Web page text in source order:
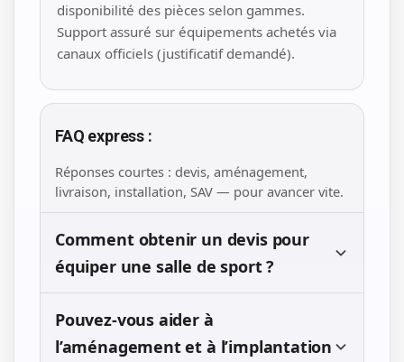
disponibilité des pièces selon gammes.
Support assuré sur équipements achetés via
canaux officiels (justificatif demandé).
FAQ express :
Réponses courtes : devis, aménagement,
livraison, installation, SAV — pour avancer vite.
Comment obtenir un devis pour
équiper une salle de sport ?
Pouvez-vous aider à
l’aménagement et à l’implantation